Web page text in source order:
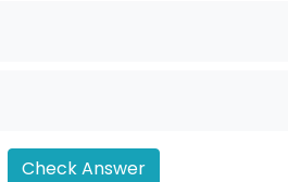
Check Answer